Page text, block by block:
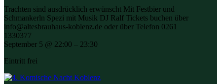
Trachten sind ausdrücklich erwünscht Mit Festbier und
Schmankerln Spezi mit Musik DJ Ralf Tickets buchen über
info@altesbrauhaus-koblenz.de oder über Telefon 0261
1330377
September 5 @ 22:00 – 23:30
Eintritt frei